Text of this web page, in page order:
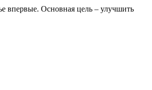
впервые. Основная цель – улучшить